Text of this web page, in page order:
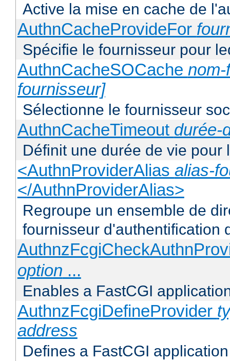
Active la mise en cache de
AuthnCacheProvideFor
Spécifie le fournisseur pour
AuthnCacheSOCache
fournisseur]
Sélectionne le fournisseur
AuthnCacheTimeout durée-
Définit une durée de vie pour
<AuthnProviderAlias alias-
</AuthnProviderAlias>
Regroupe un ensemble de
fournisseur d'authentification
option ...
Enables a FastCGI
AuthnzFcgiDefineProvider
address
Defines a FastCGI